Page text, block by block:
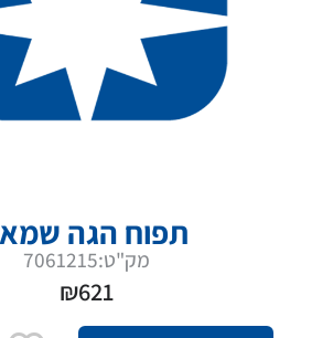
תפוח הגה
מק"ט:7061215
₪621